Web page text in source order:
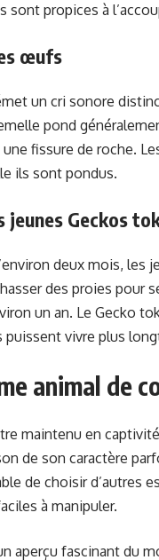
sont propices à
œufs
un cri sonore
pond
fissure de roche.
ils sont pondus.
jeunes Geckos
deux mois, les
des proies pour
un an. Le Gecko
puissent vivre plus
animal de
maintenu en
de son caractère
de choisir d’autres
à manipuler.
aperçu fascinant du